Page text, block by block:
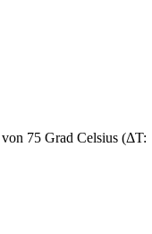
75 Grad Celsius (ΔT: